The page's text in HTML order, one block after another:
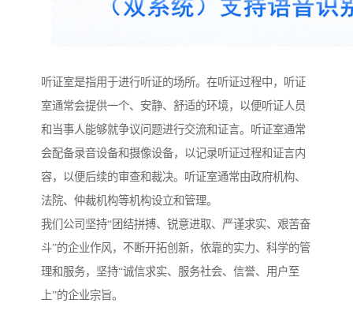
听证室是指用于进行听证的场所。在听证过程中，听证
室通常会提供一个、安静、舒适的环境，以便听证人员
和当事人能够就争议问题进行交流和证言。听证室通常
会配备录音设备和摄像设备，以记录听证过程和证言内
容，以便后续的审查和裁决。听证室通常由政府机构、
法院、仲裁机构等机构设立和管理。
我们公司坚持“团结拼搏、锐意进取、严谨求实、艰苦奋
斗”的企业作风，不断开拓创新，依靠的实力、科学的管
理和服务，坚持“诚信求实、服务社会、信誉、用户至
上”的企业宗旨。